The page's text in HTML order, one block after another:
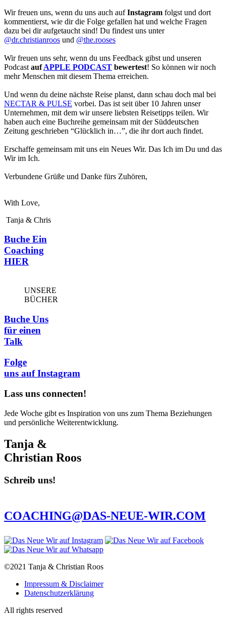
Wir freuen uns, wenn du uns auch aufInstagram folgst und dort
kommentierst, wie dir die Folge gefallen hat und welche Fragen
dazu bei dir aufgetaucht sind! Du findest uns unter
@dr.christianroos und @the.rooses
Wir freuen uns sehr, wenn du uns Feedback gibst und unseren
Podcast aufAPPLE PODCAST bewertest! So können wir noch
mehr Menschen mit diesem Thema erreichen.
Und wenn du deine nächste Reise planst, dann schau doch mal bei
NECTAR & PULSE vorbei. Das ist seit über 10 Jahren unser
Unternehmen, mit dem wir unsere liebsten Reisetipps teilen. Wir
haben auch eine Buchreihe gemeinsam mit der Süddeutschen
Zeitung geschrieben “Glücklich in…”, die ihr dort auch findet.
Erschaffe gemeinsam mit uns ein Neues Wir. Das Ich im Du und das
Wir im Ich.
Verbundene Grüße und Danke fürs Zuhören,
With Love,
Tanja & Chris
Buche Ein
Coaching
HIER
UNSERE
BÜCHER​
Buche Uns
für einen
Talk
Folge
uns auf Instagram
Lass uns connecten!
Jede Woche gibt es Inspiration von uns zum Thema Beziehungen
und persönliche Weiterentwicklung.
Tanja &
Christian Roos
Schreib uns!
COACHING@DAS-NEUE-WIR.COM
©2021 Tanja & Christian Roos
Impressum & Disclaimer
Datenschutzerklärung
All rights reserved